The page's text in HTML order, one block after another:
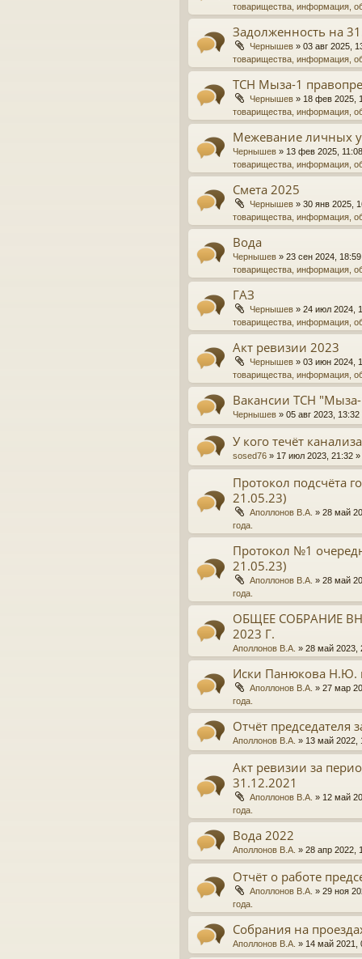
товарищества, информация,
Задолженность на
Чернышев » 03 авг 2025,
товарищества, информация,
ТСН Мыза-1
Чернышев » 18 фев 2025,
товарищества, информация,
Межевание личных
Чернышев » 13 фев 2025, 11:08
товарищества, информация,
Смета 2025
Чернышев » 30 янв 2025,
товарищества, информация,
Вода
Чернышев » 23 сен 2024, 18:59
товарищества, информация,
ГАЗ
Чернышев » 24 июл 2024,
товарищества, информация,
Акт ревизии 2023
Чернышев » 03 июн 2024,
товарищества, информация,
Вакансии ТСН
Чернышев » 05 авг 2023, 13:32
У кого течёт
sosed76 » 17 июл 2023, 21:32
Протокол подсчёта
21.05.23)
Аполлонов В.А. » 28 май
года.
Протокол №1
21.05.23)
Аполлонов В.А. » 28 май
года.
ОБЩЕЕ СОБРАНИЕ
2023 Г.
Аполлонов В.А. » 28 май 2023,
Иски Панюкова Н.Ю.
Аполлонов В.А. » 27 мар
года.
Отчёт председателя
Аполлонов В.А. » 13 май 2022,
Акт ревизии за
31.12.2021
Аполлонов В.А. » 12 май
года.
Вода 2022
Аполлонов В.А. » 28 апр 2022,
Отчёт о работе
Аполлонов В.А. » 29 ноя
года.
Собрания на
Аполлонов В.А. » 14 май 2021,